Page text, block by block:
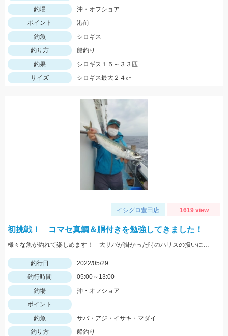
釣場
沖・オフショア
ポイント
港前
釣魚
シロギス
釣り方
船釣り
釣果
シロギス１５～３３匹
サイズ
シロギス最大２４㎝
イシグロ豊田店 1619 view
初挑戦！ コマセ真鯛＆胴付きを勉強してきました！
様々な魚が釣れて楽しめます！ 大サバが掛かった時のハリスの扱いにはご用心！
釣行日
2022/05/29
釣行時間
05:00～13:00
釣場
沖・オフショア
ポイント
釣魚
サバ・アジ・イサキ・マダイ
釣り方
船釣り